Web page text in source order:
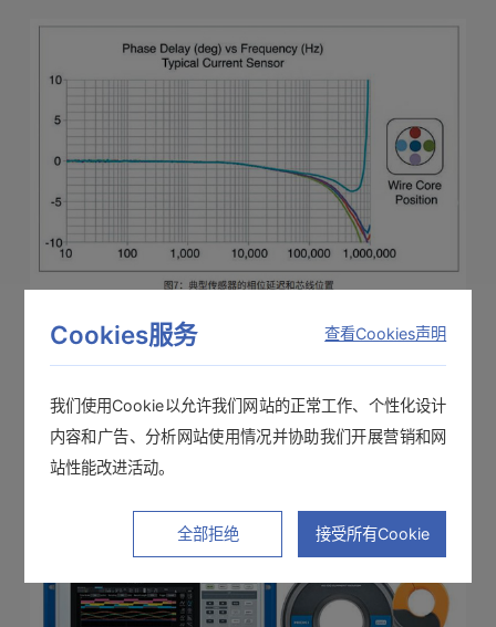
如您所见，如果功率分析仪不支持该功能，则无法做相位补
偿。但是，只有功率分析仪和与之匹配的电流传感器组合才
能使您在测量中能够进行相位补偿。 HIOKI 多年来一直致力
于制造用于功率测量的传感器，因此时延特性一直是 HIOKI
工程师的研发重点。同时，其他制造商的传感器通常仅设计
Cookies服务 查看Cookies声明
我们使用Cookie以允许我们网站的正常工作、个性化设计
内容和广告、分析网站使用情况并协助我们开展营销和网
站性能改进活动。
全部拒绝 接受所有Cookie